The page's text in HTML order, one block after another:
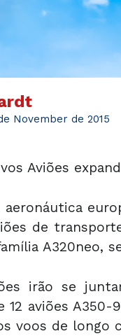
November de 2015
Aviões
de
A320neo,
irão se
12 aviões
voos de longo